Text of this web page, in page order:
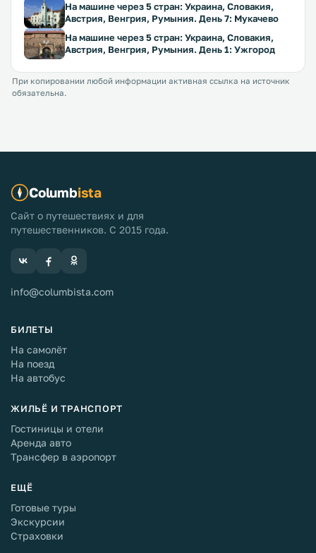
На машине через 5 стран: Украина, Словакия,
Австрия, Венгрия, Румыния. День 7: Мукачево
На машине через 5 стран: Украина, Словакия,
Австрия, Венгрия, Румыния. День 1: Ужгород
При копировании любой информации активная ссылка на источник
обязательна.
Columbista
Сайт о путешествиях и для
путешественников. С 2015 года.
info@columbista.com
БИЛЕТЫ
На самолёт
На поезд
На автобус
ЖИЛЬЁ И ТРАНСПОРТ
Гостиницы и отели
Аренда авто
Трансфер в аэропорт
ЕЩЁ
Готовые туры
Экскурсии
Страховки